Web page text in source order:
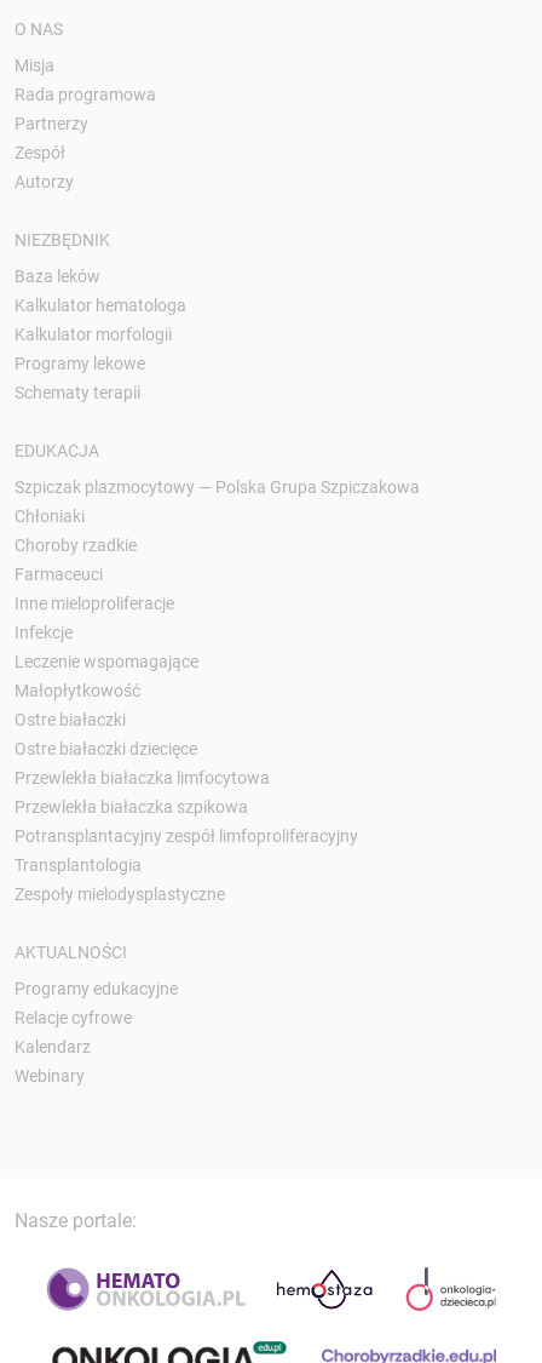
O NAS
Misja
Rada programowa
Partnerzy
Zespół
Autorzy
NIEZBĘDNIK
Baza leków
Kalkulator hematologa
Kalkulator morfologii
Programy lekowe
Schematy terapii
EDUKACJA
Szpiczak plazmocytowy — Polska Grupa Szpiczakowa
Chłoniaki
Choroby rzadkie
Farmaceuci
Inne mieloproliferacje
Infekcje
Leczenie wspomagające
Małopłytkowość
Ostre białaczki
Ostre białaczki dziecięce
Przewlekła białaczka limfocytowa
Przewlekła białaczka szpikowa
Potransplantacyjny zespół limfoproliferacyjny
Transplantologia
Zespoły mielodysplastyczne
AKTUALNOŚCI
Programy edukacyjne
Relacje cyfrowe
Kalendarz
Webinary
Nasze portale: